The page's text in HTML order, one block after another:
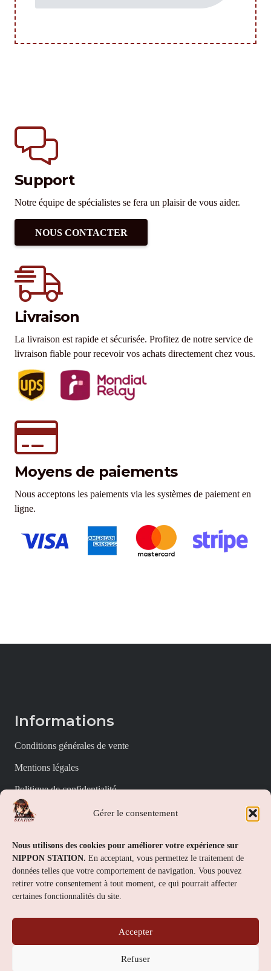
Gérer le consentement
Nous utilisons des cookies pour améliorer votre expérience sur
NIPPON STATION. En acceptant, vous permettez le traitement de
données telles que votre comportement de navigation. Vous pouvez
retirer votre consentement à tout moment, ce qui pourrait affecter
certaines fonctionnalités du site.
Accepter
Refuser
Support
Notre équipe de spécialistes se fera un plaisir de vous aider.
NOUS CONTACTER
Livraison
La livraison est rapide et sécurisée. Profitez de notre service de
livraison fiable pour recevoir vos achats directement chez vous.
Moyens de paiements
Nous acceptons les paiements via les systèmes de paiement en
ligne.
Informations
Conditions générales de vente
Mentions légales
Politique de confidentialité
Politique de cookies (UE)
Nippon Station
À propos
FAQs
Contact